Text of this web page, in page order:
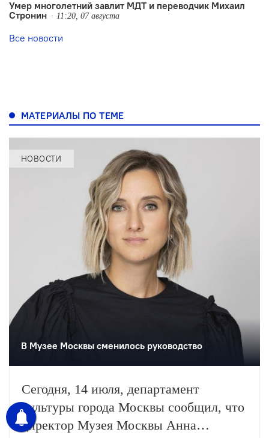
Умер многолетний завлит МДТ и переводчик Михаил
Стронин
11:20, 07 августа
Все новости
МАТЕРИАЛЫ ПО ТЕМЕ
НОВОСТИ
В Музее Москвы сменилось руководство
Сегодня, 14 июля, департамент
культуры города Москвы сообщил, что
директор Музея Москвы Анна